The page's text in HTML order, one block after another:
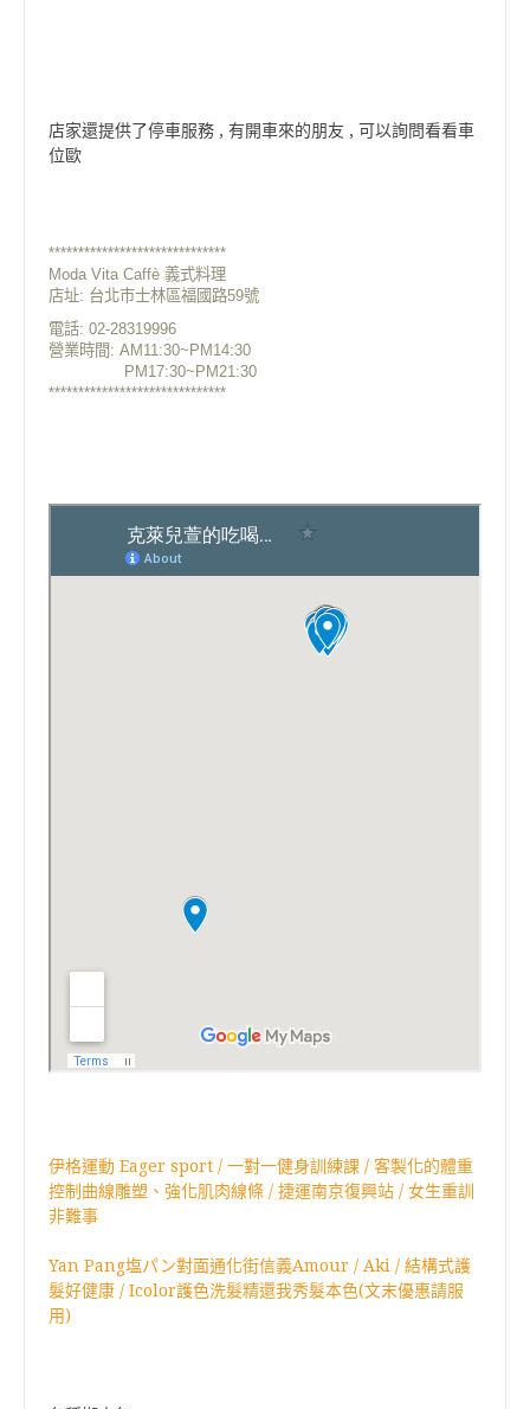
店家還提供了停車服務 , 有開車來的朋友 , 可以詢問看看車
位歐
******************************
Moda Vita Caffè 義式料理
店址: 台北市士林區福國路59號
電話: 02-28319996
營業時間: AM11:30~PM14:30
P M17:30~PM21:30
******************************
伊格運動 Eager sport / 一對一健身訓練課 / 客製化的體重
控制曲線雕塑、強化肌肉線條 / 捷運南京復興站 / 女生重訓
非難事
Yan Pang塩パン對面通化街信義Amour / Aki / 結構式護
髮好健康 / Icolor護色洗髮精還我秀髮本色(文末優惠請服
用)